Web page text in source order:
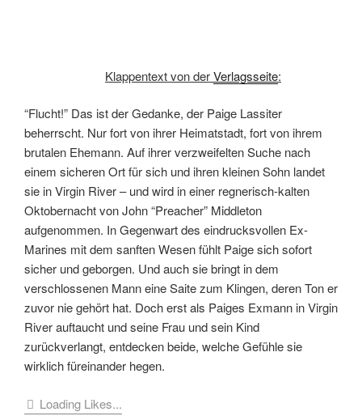
Klappentext von derVerlagsseite:
“Flucht!” Das ist der Gedanke, der Paige Lassiter
beherrscht. Nur fort von ihrer Heimatstadt, fort von ihrem
brutalen Ehemann. Auf ihrer verzweifelten Suche nach
einem sicheren Ort für sich und ihren kleinen Sohn landet
sie in Virgin River – und wird in einer regnerisch-kalten
Oktobernacht von John “Preacher” Middleton
aufgenommen. In Gegenwart des eindrucksvollen Ex-
Marines mit dem sanften Wesen fühlt Paige sich sofort
sicher und geborgen. Und auch sie bringt in dem
verschlossenen Mann eine Saite zum Klingen, deren Ton er
zuvor nie gehört hat. Doch erst als Paiges Exmann in Virgin
River auftaucht und seine Frau und sein Kind
zurückverlangt, entdecken beide, welche Gefühle sie
wirklich füreinander hegen.
Loading Likes...